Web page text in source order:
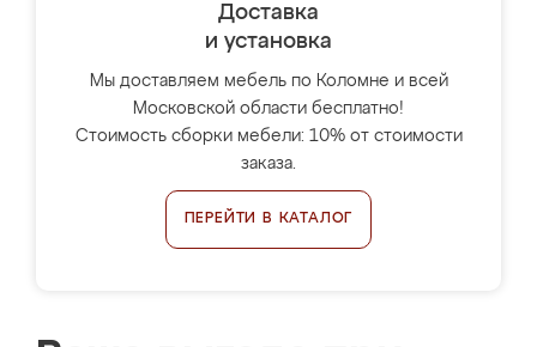
Доставка
и установка
Мы доставляем мебель по Коломне и всей
Московской области бесплатно!
Стоимость сборки мебели: 10% от стоимости
заказа.
ПЕРЕЙТИ В КАТАЛОГ